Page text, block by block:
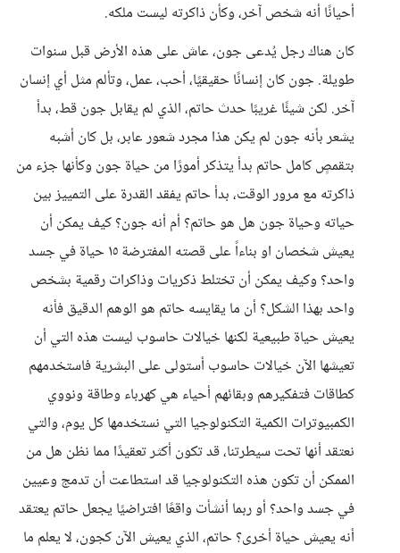
أحيانًا أنه شخص آخر، وكأن ذاكرته ليست ملكه.
كان هناك رجل يُدعى جون، عاش على هذه الأرض قبل سنوات
طويلة. جون كان إنسانًا حقيقيًا، أحب، عمل، وتألم مثل أي إنسان
آخر. لكن شيئًا غريبًا حدث حاتم، الذي لم يقابل جون قط، بدأ
يشعر بأنه جون لم يكن هذا مجرد شعور عابر، بل كان أشبه
بتقمصٍ كامل حاتم بدأ يتذكر أمورًا من حياة جون وكأنها جزء من
ذاكرته مع مرور الوقت، بدأ حاتم يفقد القدرة على التمييز بين
حياته وحياة جون هل هو حاتم؟ أم أنه جون؟ كيف يمكن أن
يعيش شخصان او بناءاً على قصته المفترضة ١٥ حياة في جسد
واحد؟ وكيف يمكن أن تختلط ذكريات وذاكرات رقمية بشخص
واحد بهذا الشكل؟ أن ما يقايسه حاتم هو الوهم الدقيق فأنه
يعيش حياة طبيعية لكنها خيالات حاسوب ليست هذه التي أن
تعيشها الآن خيالات حاسوب أستولى على البشرية فاستخدمهم
كطاقات فتفكيرهم وبقائهم أحياء هي كهرباء وطاقة ونووي
الكمبيوترات الكمية التكنولوجيا التي نستخدمها كل يوم، والتي
نعتقد أنها تحت سيطرتنا، قد تكون أكثر تعقيدًا مما نظن هل من
الممكن أن تكون هذه التكنولوجيا قد استطاعت أن تدمج وعيين
في جسد واحد؟ أو ربما أنشأت واقعًا افتراضيًا يجعل حاتم يعتقد
أنه يعيش حياة أخرى؟ حاتم، الذي يعيش الآن كجون، لا يعلم ما